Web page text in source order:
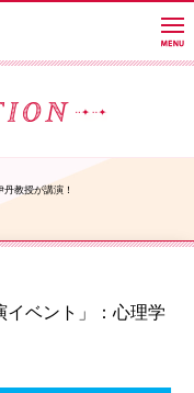
教授が講演！
イベント」：心理学